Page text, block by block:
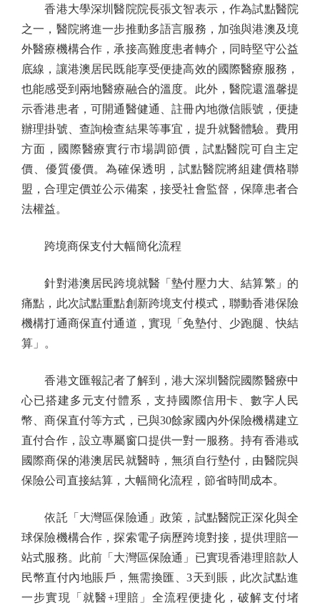
香港大學深圳醫院院長張文智表示，作為試點醫院
之一，醫院將進一步推動多語言服務，加強與港澳及境
外醫療機構合作，承接高難度患者轉介，同時堅守公益
底線，讓港澳居民既能享受便捷高效的國際醫療服務，
也能感受到兩地醫療融合的溫度。此外，醫院還溫馨提
示香港患者，可開通醫健通、註冊內地微信賬號，便捷
辦理掛號、查詢檢查結果等事宜，提升就醫體驗。費用
方面，國際醫療實行市場調節價，試點醫院可自主定
價、優質優價。為確保透明，試點醫院將組建價格聯
盟，合理定價並公示備案，接受社會監督，保障患者合
法權益。
跨境商保支付大幅簡化流程
針對港澳居民跨境就醫「墊付壓力大、結算繁」的
痛點，此次試點重點創新跨境支付模式，聯動香港保險
機構打通商保直付通道，實現「免墊付、少跑腿、快結
算」。
香港文匯報記者了解到，港大深圳醫院國際醫療中
心已搭建多元支付體系，支持國際信用卡、數字人民
幣、商保直付等方式，已與30餘家國內外保險機構建立
直付合作，設立專屬窗口提供一對一服務。持有香港或
國際商保的港澳居民就醫時，無須自行墊付，由醫院與
保險公司直接結算，大幅簡化流程，節省時間成本。
依託「大灣區保險通」政策，試點醫院正深化與全
球保險機構合作，探索電子病歷跨境對接，提供理賠一
站式服務。此前「大灣區保險通」已實現香港理賠款人
民幣直付內地賬戶，無需換匯、3天到賬，此次試點進
一步實現「就醫+理賠」全流程便捷化，破解支付堵